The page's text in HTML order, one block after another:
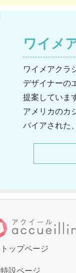
ワイメ
ワイメアクラ
デザイナーの
提案していま
アメリカのカ
パイアされた
ディガンや
トップページ
特設ページ